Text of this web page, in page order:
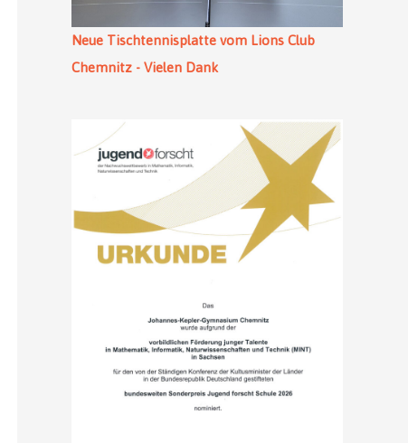
Neue Tischtennisplatte vom Lions Club
Chemnitz - Vielen Dank